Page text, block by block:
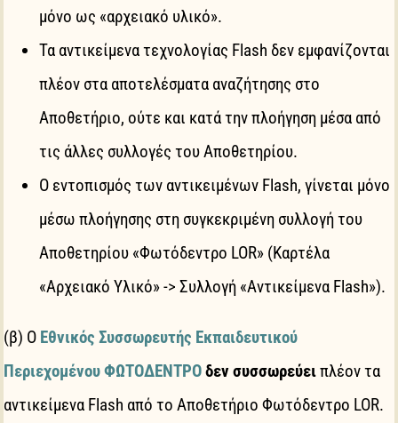
μόνο ως «αρχειακό υλικό».
Τα αντικείμενα τεχνολογίας Flash δεν εμφανίζονται
πλέον στα αποτελέσματα αναζήτησης στο
Αποθετήριο, ούτε και κατά την πλοήγηση μέσα από
τις άλλες συλλογές του Αποθετηρίου.
Ο εντοπισμός των αντικειμένων Flash, γίνεται μόνο
μέσω πλοήγησης στη συγκεκριμένη συλλογή του
Αποθετηρίου «Φωτόδεντρο LOR» (Καρτέλα
«Αρχειακό Υλικό» -> Συλλογή «Αντικείμενα Flash»).
(β) Ο Εθνικός Συσσωρευτής Εκπαιδευτικού
Περιεχομένου ΦΩΤΟΔΕΝΤΡΟδεν συσσωρεύειπλέον τα
αντικείμενα Flash από το Αποθετήριο Φωτόδεντρο LOR.